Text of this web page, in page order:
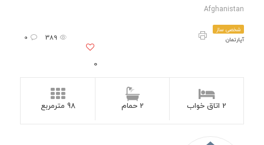
Afghanistan
شخصی ساز
آپارتمان
389
0
98 مترمربع